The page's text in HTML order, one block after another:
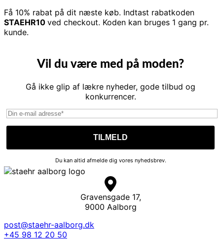
Få 10% rabat på dit næste køb. Indtast rabatkoden
STAEHR10 ved checkout. Koden kan bruges 1 gang pr.
kunde.
Vil du være med på moden?
Gå ikke glip af lækre nyheder, gode tilbud og
konkurrencer.
Du kan altid afmelde dig vores nyhedsbrev.
Gravensgade 17,
9000 Aalborg
post@staehr-aalborg.dk
+45 98 12 20 50